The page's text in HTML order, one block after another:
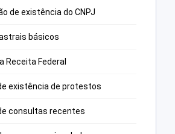
de existência do CNPJ
básicos
Receita Federal
existência de protestos
consultas recentes